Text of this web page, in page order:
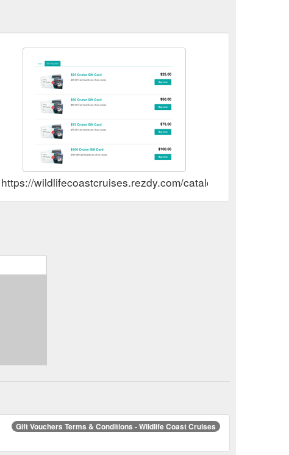
https://wildlifecoastcruises.rezdy.com/catalog/396901/gift-
Gift Vouchers Terms & Conditions - Wildlife Coast Cruises